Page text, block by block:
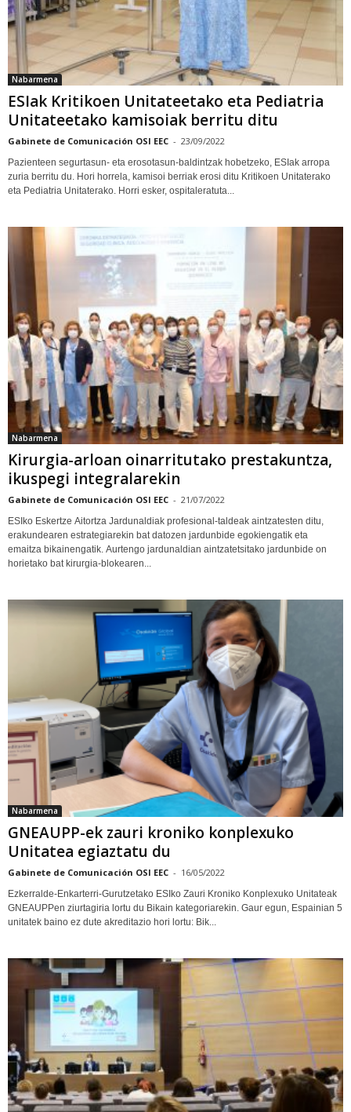
Nabarmena
ESIak Kritikoen Unitateetako eta Pediatria
Unitateetako kamisoiak berritu ditu
Gabinete de Comunicación OSI EEC - 23/09/2022
Pazienteen segurtasun- eta erosotasun-baldintzak hobetzeko, ESIak arropa
zuria berritu du. Hori horrela, kamisoi berriak erosi ditu Kritikoen Unitaterako
eta Pediatria Unitaterako. Horri esker, ospitaleratuta...
Nabarmena
Kirurgia-arloan oinarritutako prestakuntza,
ikuspegi integralarekin
Gabinete de Comunicación OSI EEC - 21/07/2022
ESIko Eskertze Aitortza Jardunaldiak profesional-taldeak aintzatesten ditu,
erakundearen estrategiarekin bat datozen jardunbide egokiengatik eta
emaitza bikainengatik. Aurtengo jardunaldian aintzatetsitako jardunbide on
horietako bat kirurgia-blokearen...
Nabarmena
GNEAUPP-ek zauri kroniko konplexuko
Unitatea egiaztatu du
Gabinete de Comunicación OSI EEC - 16/05/2022
Ezkerralde-Enkarterri-Gurutzetako ESIko Zauri Kroniko Konplexuko Unitateak
GNEAUPPen ziurtagiria lortu du Bikain kategoriarekin. Gaur egun, Espainian 5
unitatek baino ez dute akreditazio hori lortu: Bik...